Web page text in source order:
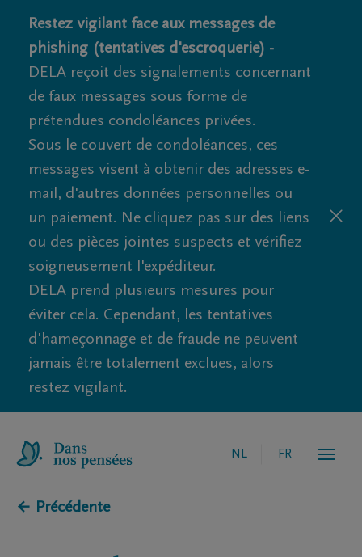
Restez vigilant face aux messages de
phishing (tentatives d'escroquerie) -
DELA reçoit des signalements concernant
de faux messages sous forme de
prétendues condoléances privées.
Sous le couvert de condoléances, ces
messages visent à obtenir des adresses e-
mail, d'autres données personnelles ou
un paiement. Ne cliquez pas sur des liens
ou des pièces jointes suspects et vérifiez
soigneusement l'expéditeur.
DELA prend plusieurs mesures pour
éviter cela. Cependant, les tentatives
d'hameçonnage et de fraude ne peuvent
jamais être totalement exclues, alors
restez vigilant.
NL FR
← Précédente